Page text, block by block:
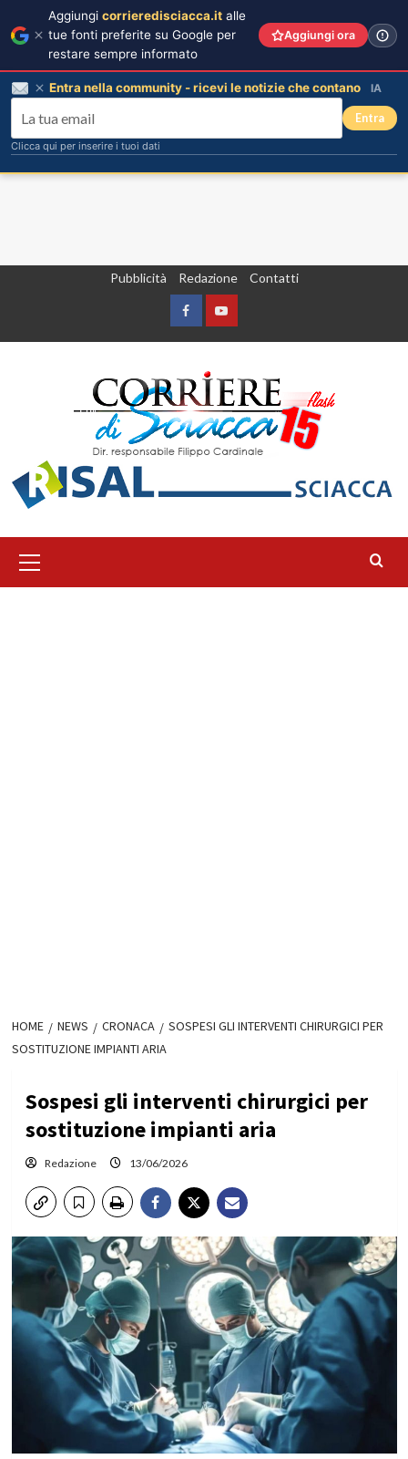
Pubblicità Redazione Contatti
FacebookYountube
principale
HOME NEWS CRONACA
SOSPESI GLI INTERVENTI CHIRURGICI PER
SOSTITUZIONE IMPIANTI ARIA
Sospesi gli interventi chirurgici per
sostituzione impianti aria
Redazione 13/06/2026
Aggiungi corrieredisciacca.it alle
tue fonti preferite su Google per
restare sempre informato
Aggiungi ora
Entra nella community - ricevi le notizie che contano IA
Entra
Clicca qui per inserire i tuoi dati